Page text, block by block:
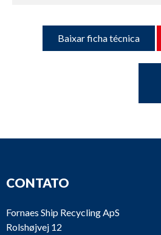
Baixar ficha técnica
CONTATO
Fornaes Ship Recycling ApS
Rolshøjvej 12